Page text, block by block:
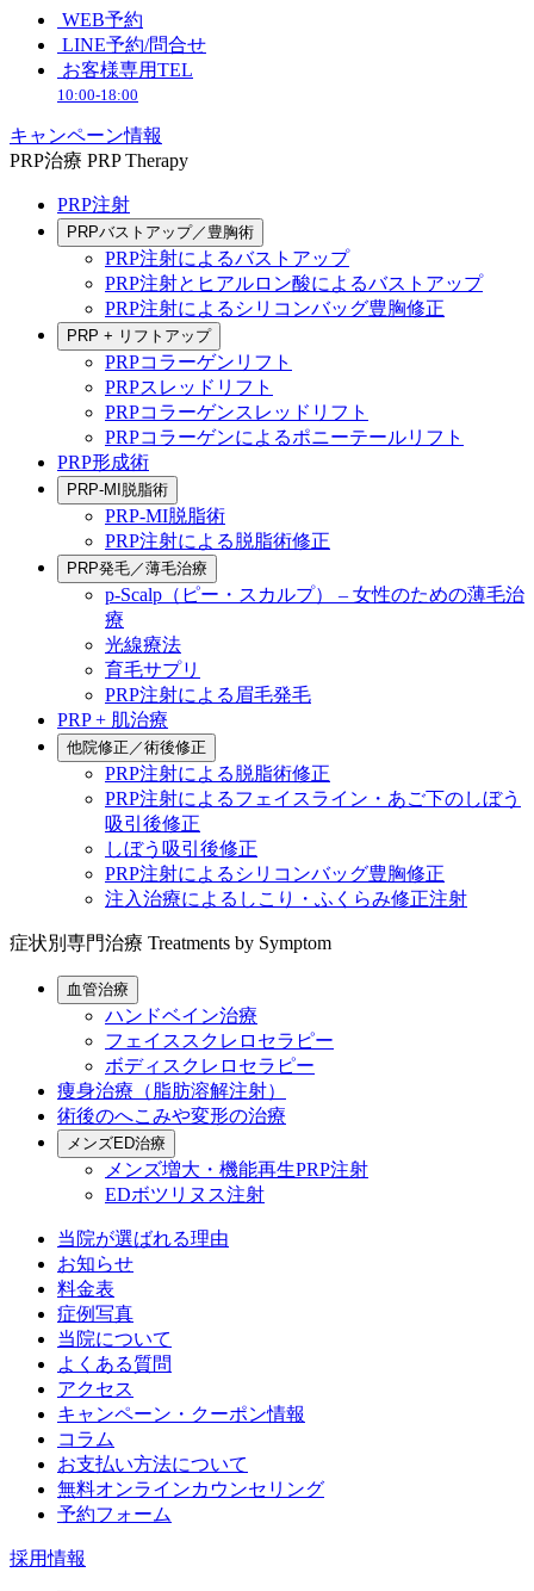
WEB予約
LINE予約/問合せ
お客様専用TEL
10:00-18:00
キャンペーン情報
PRP治療 PRP Therapy
PRP注射
PRPバストアップ／豊胸術
PRP注射によるバストアップ
PRP注射とヒアルロン酸によるバストアップ
PRP注射によるシリコンバッグ豊胸修正
PRP + リフトアップ
PRPコラーゲンリフト
PRPスレッドリフト
PRPコラーゲンスレッドリフト
PRPコラーゲンによるポニーテールリフト
PRP形成術
PRP-MI脱脂術
PRP-MI脱脂術
PRP注射による脱脂術修正
PRP発毛／薄毛治療
p-Scalp（ピー・スカルプ） – 女性のための薄毛治
療
光線療法
育毛サプリ
PRP注射による眉毛発毛
PRP + 肌治療
他院修正／術後修正
PRP注射による脱脂術修正
PRP注射によるフェイスライン・あご下のしぼう
吸引後修正
しぼう吸引後修正
PRP注射によるシリコンバッグ豊胸修正
注入治療によるしこり・ふくらみ修正注射
症状別専門治療 Treatments by Symptom
血管治療
ハンドベイン治療
フェイススクレロセラピー
ボディスクレロセラピー
痩身治療（脂肪溶解注射）
術後のへこみや変形の治療
メンズED治療
メンズ増大・機能再生PRP注射
EDボツリヌス注射
当院が選ばれる理由
お知らせ
料金表
症例写真
当院について
よくある質問
アクセス
キャンペーン・クーポン情報
コラム
お支払い方法について
無料オンラインカウンセリング
予約フォーム
採用情報